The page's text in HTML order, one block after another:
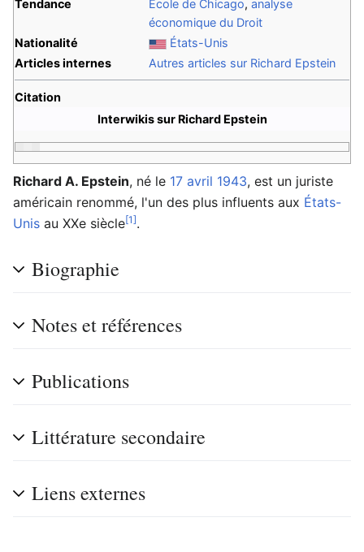
Tendance École de Chicago, analyse
économique du Droit
Nationalité
États-Unis
Articles internes
Autres articles sur Richard Epstein
Citation
Interwikis sur Richard Epstein
Richard A. Epstein, né le 17 avril 1943, est un juriste
américain renommé, l'un des plus influents aux États-
Unis au XXe siècle[1].
Biographie
Notes et références
Publications
Littérature secondaire
Liens externes